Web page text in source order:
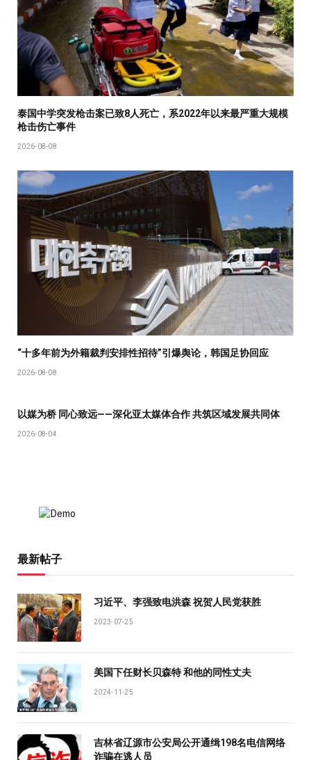
泰国中学突发枪击案已致8人死亡，系2022年以来最严重大规模
枪击伤亡事件
2026-08-08
“十多年前为外籍裁判安排性招待”引爆舆论，韩国足协回应
2026-08-08
以媒为桥 同心致远——深化亚太媒体合作 共筑区域发展共同体
2026-08-04
最新帖子
习近平、李强致电洪森 祝贺人民党获胜
2023-07-25
美国下任财长贝森特 和他的同性丈夫
2024-11-25
吉林省辽源市公安局公开通缉198名电信网络
诈骗在逃人员